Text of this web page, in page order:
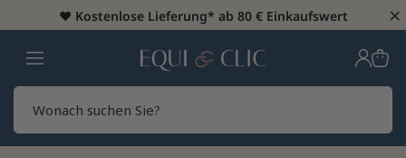
♥️ Kostenlose Lieferung* ab 80 € Einkaufswert ×
Heim